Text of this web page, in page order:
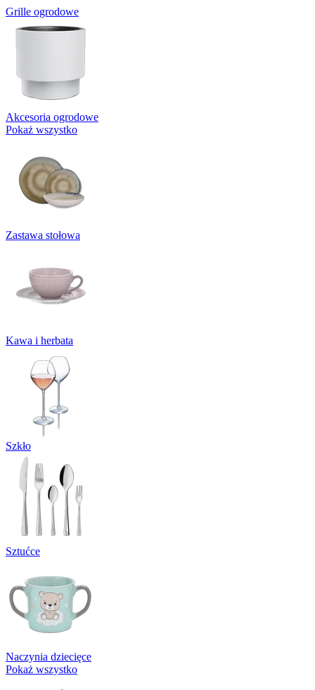
Grille ogrodowe
Akcesoria ogrodowe
Pokaż wszystko
Zastawa stołowa
Kawa i herbata
Szkło
Sztućce
Naczynia dziecięce
Pokaż wszystko